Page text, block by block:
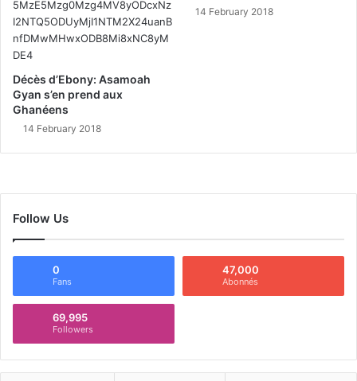
Décès d’Ebony: Asamoah
Gyan s’en prend aux
Ghanéens
14 February 2018
14 February 2018
Follow Us
0
Fans
47,000
Abonnés
69,995
Followers